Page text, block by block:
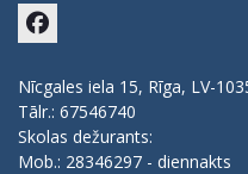
Nīcgales iela 15, Rīga, LV-
Tālr.: 67546740
Skolas dežurants:
Mob.: 28346297 - diennakts